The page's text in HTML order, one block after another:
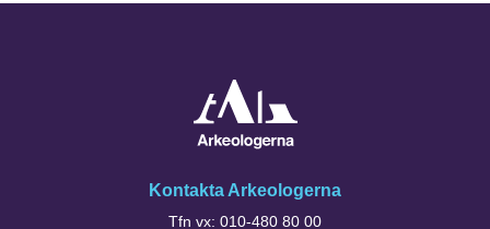
Kontakta Arkeologerna
Tfn vx: 010-480 80 00